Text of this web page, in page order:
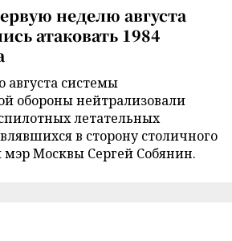
неделю августа
атаковать 1984
системы
обороны нейтрализовали
летательных
в сторону столичного
мэр Москвы Сергей Собянин.